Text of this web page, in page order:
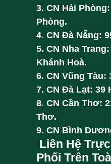
3. CN Hải
Phòng.
4. CN Đà Nẵng:
5. CN Nha
Khánh Hoà.
6. CN Vũng Tàu:
7. CN Đà Lạt: 39
8. CN Cần Thơ:
Thơ.
9. CN Bình
Liên Hệ
Phối Trên